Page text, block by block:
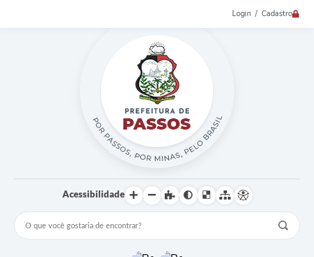
Login / Cadastro
Acessibilidade